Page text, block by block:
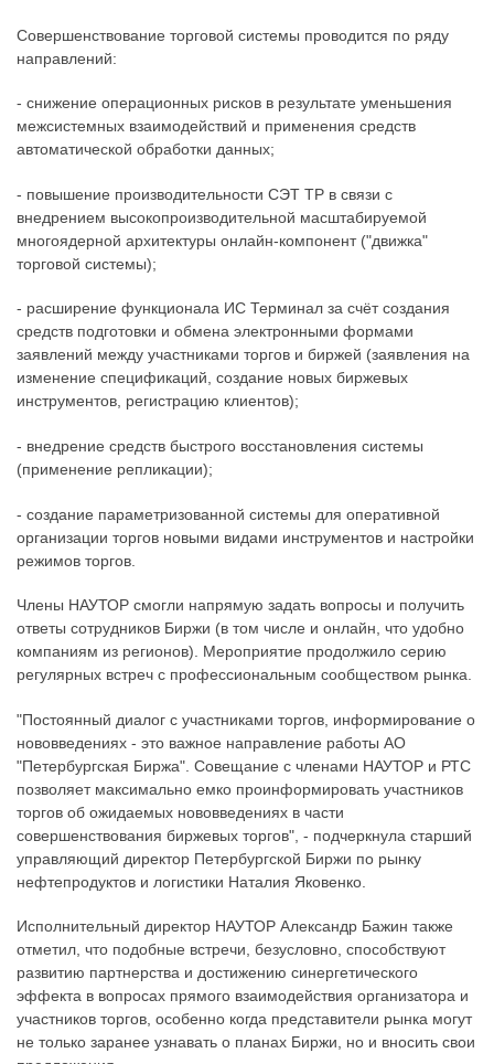
Совершенствование торговой системы проводится по ряду
направлений:
- снижение операционных рисков в результате уменьшения
межсистемных взаимодействий и применения средств
автоматической обработки данных;
- повышение производительности СЭТ ТР в связи с
внедрением высокопроизводительной масштабируемой
многоядерной архитектуры онлайн-компонент ("движка"
торговой системы);
- расширение функционала ИС Терминал за счёт создания
средств подготовки и обмена электронными формами
заявлений между участниками торгов и биржей (заявления на
изменение спецификаций, создание новых биржевых
инструментов, регистрацию клиентов);
- внедрение средств быстрого восстановления системы
(применение репликации);
- создание параметризованной системы для оперативной
организации торгов новыми видами инструментов и настройки
режимов торгов.
Члены НАУТОР смогли напрямую задать вопросы и получить
ответы сотрудников Биржи (в том числе и онлайн, что удобно
компаниям из регионов). Мероприятие продолжило серию
регулярных встреч с профессиональным сообществом рынка.
"Постоянный диалог с участниками торгов, информирование о
нововведениях - это важное направление работы АО
"Петербургская Биржа". Совещание с членами НАУТОР и РТС
позволяет максимально емко проинформировать участников
торгов об ожидаемых нововведениях в части
совершенствования биржевых торгов", - подчеркнула старший
управляющий директор Петербургской Биржи по рынку
нефтепродуктов и логистики Наталия Яковенко.
Исполнительный директор НАУТОР Александр Бажин также
отметил, что подобные встречи, безусловно, способствуют
развитию партнерства и достижению синергетического
эффекта в вопросах прямого взаимодействия организатора и
участников торгов, особенно когда представители рынка могут
не только заранее узнавать о планах Биржи, но и вносить свои